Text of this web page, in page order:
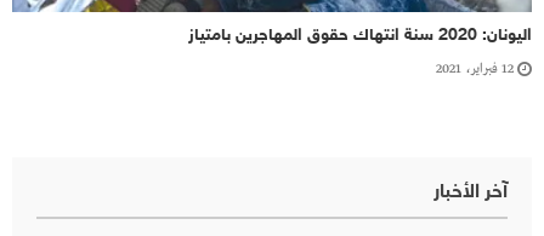
اليونان: 2020 سنة انتهاك حقوق المهاجرين بامتياز
12 فبراير، 2021
آخر الأخبار